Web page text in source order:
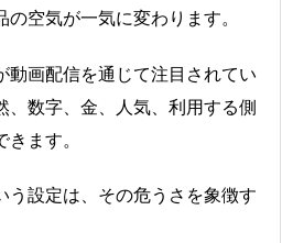
空気が一気に変わります。
動画配信を通じて注目されてい
、数字、金、人気、利用する側
ます。
う設定は、その危うさを象徴す